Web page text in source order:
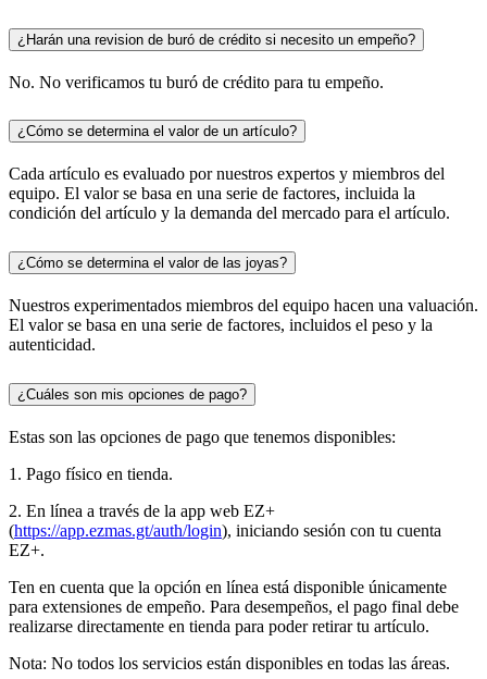
¿Harán una revision de buró de crédito si necesito un empeño?
No. No verificamos tu buró de crédito para tu empeño.
¿Cómo se determina el valor de un artículo?
Cada artículo es evaluado por nuestros expertos y miembros del
equipo. El valor se basa en una serie de factores, incluida la
condición del artículo y la demanda del mercado para el artículo.
¿Cómo se determina el valor de las joyas?
Nuestros experimentados miembros del equipo hacen una valuación.
El valor se basa en una serie de factores, incluidos el peso y la
autenticidad.
¿Cuáles son mis opciones de pago?
Estas son las opciones de pago que tenemos disponibles:
1. Pago físico en tienda.
2. En línea a través de la app web EZ+
(https://app.ezmas.gt/auth/login), iniciando sesión con tu cuenta
EZ+.
Ten en cuenta que la opción en línea está disponible únicamente
para extensiones de empeño. Para desempeños, el pago final debe
realizarse directamente en tienda para poder retirar tu artículo.
Nota: No todos los servicios están disponibles en todas las áreas.